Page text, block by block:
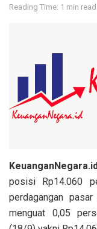
Reading Time: 1 min read
posisi Rp14.060
perdagangan pasar
menguat 0,05